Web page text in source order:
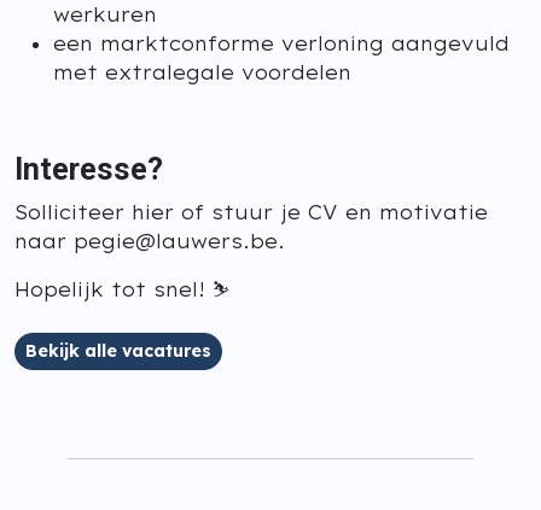
werkuren
een marktconforme verloning aangevuld
met extralegale voordelen
Interesse?
Solliciteer hier of stuur je CV en motivatie
naar pegie@lauwers.be.
Hopelijk tot snel! ⛷️
Bekijk alle vacatures